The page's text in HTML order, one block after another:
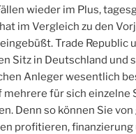
wieder im Plus,
im Vergleich zu den
Trade Republic
Sitz in Deutschland und
Anleger wesentlich
mehrere für sich einzelne
Denn so können Sie
profitieren,